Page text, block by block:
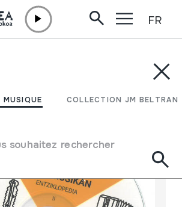
COLLECTION JM BELTRAN
souhaitez rechercher
FR
COLLECTION JM BELTRAN